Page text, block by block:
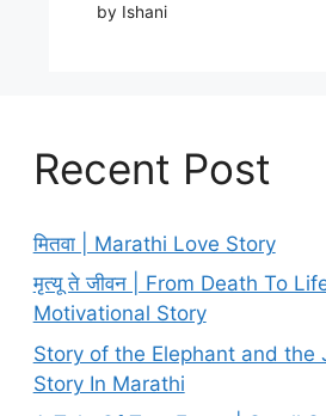
by Ishani
Recent Post
मितवा | Marathi Love Story
मृत्यू ते जीवन | From Death To
Motivational Story
Story of the Elephant and the
Story In Marathi